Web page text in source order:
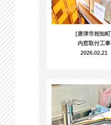
[唐津市相知
内窓取付工事
2026.02.21